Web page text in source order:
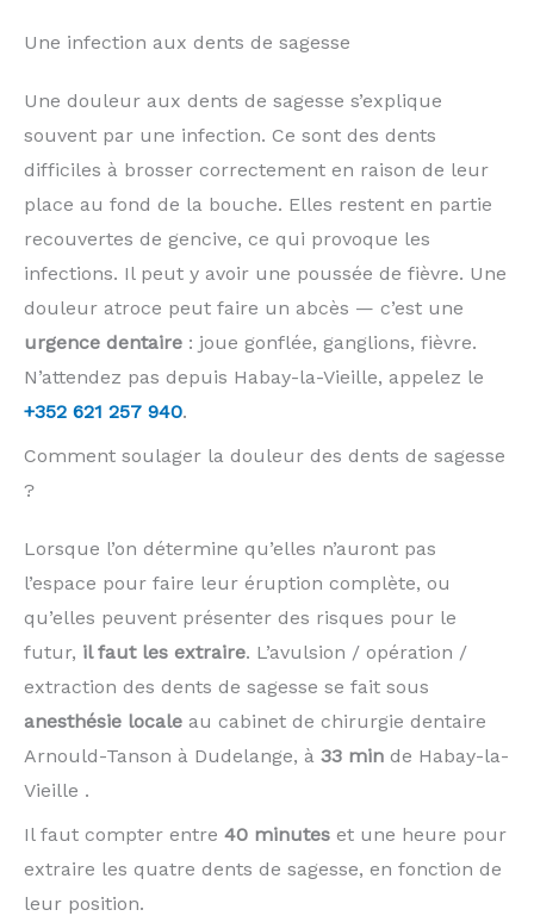
Une infection aux dents de sagesse
Une douleur aux dents de sagesse s’explique
souvent par une infection. Ce sont des dents
difficiles à brosser correctement en raison de leur
place au fond de la bouche. Elles restent en partie
recouvertes de gencive, ce qui provoque les
infections. Il peut y avoir une poussée de fièvre. Une
douleur atroce peut faire un abcès — c’est une
urgence dentaire : joue gonflée, ganglions, fièvre.
N’attendez pas depuis Habay-la-Vieille, appelez le
+352 621 257 940.
Comment soulager la douleur des dents de sagesse
?
Lorsque l’on détermine qu’elles n’auront pas
l’espace pour faire leur éruption complète, ou
qu’elles peuvent présenter des risques pour le
futur, il faut les extraire. L’avulsion / opération /
extraction des dents de sagesse se fait sous
anesthésie locale au cabinet de chirurgie dentaire
Arnould-Tanson à Dudelange, à 33 min de Habay-la-
Vieille .
Il faut compter entre 40 minutes et une heure pour
extraire les quatre dents de sagesse, en fonction de
leur position.